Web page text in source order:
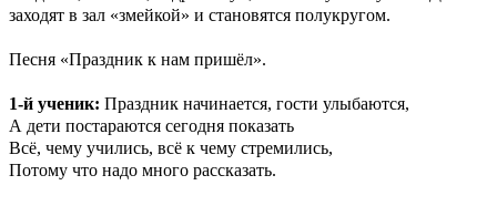
заходят в зал «змейкой» и становятся полукругом.
Песня «Праздник к нам пришёл».
1-й ученик: Праздник начинается, гости улыбаются,
А дети постараются сегодня показать
Всё, чему учились, всё к чему стремились,
Потому что надо много рассказать.